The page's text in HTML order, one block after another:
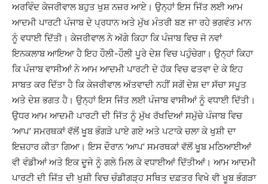
ਅਰਵਿੰਦ ਕੇਜਰੀਵਾਲ ਬਹੁਤ ਖੁਸ਼ ਨਜ਼ਰ ਆਏ। ਉਨ੍ਹਾਂ ਇਸ ਜਿੱਤ ਲਈ ਆਮ
ਆਦਮੀ ਪਾਰਟੀ ਪੰਜਾਬ ਦੇ ਪ੍ਰਧਾਨ ਅਤੇ ਮੁੱਖ ਮੰਤਰੀ ਬਣ ਜਾ ਰਹੇ ਭਗਵੰਤ ਮਾਨ
ਨੂੰ ਵਧਾਈ ਦਿੱਤੀ। ਕੇਜਰੀਵਾਲ ਨੇ ਅੱਗੇ ਕਿਹਾ ਕਿ ਪੰਜਾਬ ਵਿਚ ਜੋ ਨਵਾਂ
ਇਨਕਲਾਬ ਆਇਆ ਹੈ ਇਹ ਹੌਲੀ-ਹੌਲੀ ਪੂਰੇ ਦੇਸ਼ ਵਿਚ ਪਹੁੰਚੇਗਾ। ਉਨ੍ਹਾਂ ਕਿਹਾ
ਕਿ ਪੰਜਾਬ ਵਾਸੀਆਂ ਨੇ ਆਮ ਆਦਮੀ ਪਾਰਟੀ ਦੇ ਹੱਕ ਵਿਚ ਫਤਵਾ ਦੇ ਕੇ ਇਹ
ਸਾਬਤ ਕਰ ਦਿੱਤਾ ਹੈ ਕਿ ਕੇਜਰੀਵਾਲ ਅੱਤਵਾਦੀ ਨਹੀਂ ਸਗੋਂ ਦੇਸ਼ ਦਾ ਸੱਚਾ ਸਪੂਤ
ਅਤੇ ਦੇਸ਼ ਭਗਤ ਹੈ। ਉਨ੍ਹਾਂ ਇਸ ਜਿੱਤ ਲਈ ਪੰਜਾਬ ਵਾਸੀਆਂ ਨੂੰ ਵਧਾਈ ਦਿੱਤੀ।
ਉਧਰ ਆਮ ਆਦਮੀ ਪਾਰਟੀ ਦੀ ਜਿੱਤ ਨੂੰ ਮੁੱਖ ਰੱਖਦਿਆਂ ਸਮੁੱਚੇ ਪੰਜਾਬ ਵਿਚ
‘ਆਪ’ ਸਮਰਥਕਾਂ ਵੱਲੋਂ ਖੂਬ ਭੰਗੜੇ ਪਾਏ ਗਏ ਅਤੇ ਪਟਾਕੇ ਚਲਾ ਕੇ ਖੁਸ਼ੀ ਦਾ
ਇਜ਼ਹਾਰ ਕੀਤਾ ਗਿਆ। ਇਸ ਦੌਰਾਨ ‘ਆਪ’ ਸਮਰਥਕਾਂ ਵੱਲੋਂ ਖੂਬ ਮਠਿਆਈਆਂ
ਵੀ ਵੰਡੀਆਂ ਅਤੇ ਇਕ ਦੂਜੇ ਨੂੰ ਗਲੇ ਮਿਲ ਕੇ ਵਧਾਈਆਂ ਦਿੱਤੀਆਂ। ਆਮ ਆਦਮੀ
ਪਾਰਟੀ ਦੀ ਜਿੱਤ ਦੀ ਖੁਸ਼ੀ ਵਿਚ ਚੰਡੀਗੜ੍ਹ ਸਥਿਤ ਦਫ਼ਤਰ ਵਿਖੇ ਵੀ ਖੂਬ ਭੰਗੜਾ